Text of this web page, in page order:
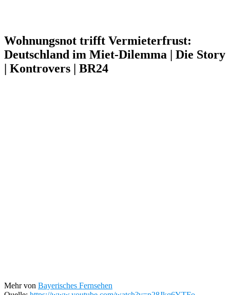
Wohnungsnot trifft Vermieterfrust:
Deutschland im Miet-Dilemma | Die Story
| Kontrovers | BR24
Mehr von Bayerisches Fernsehen